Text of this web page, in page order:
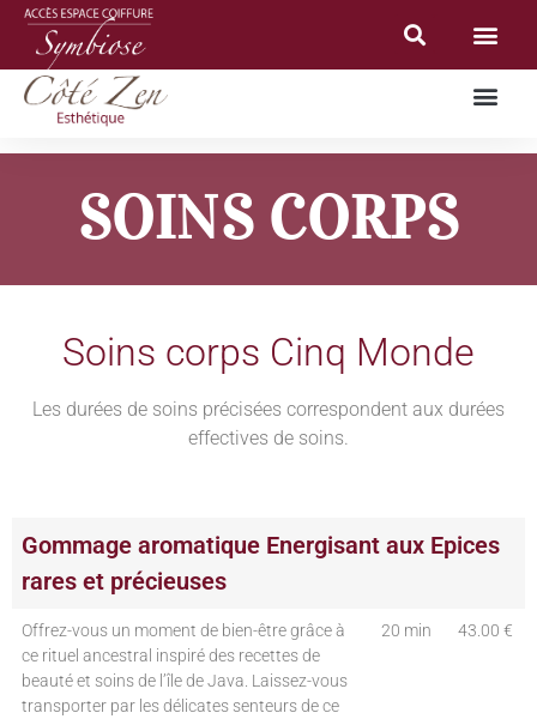
SOINS CORPS
Soins corps Cinq Monde
Les durées de soins précisées correspondent aux durées
effectives de soins.
Gommage aromatique Energisant aux Epices
rares et précieuses
Offrez-vous un moment de bien-être grâce à
ce rituel ancestral inspiré des recettes de
beauté et soins de l’île de Java. Laissez-vous
transporter par les délicates senteurs de ce
20 min 43.00 €